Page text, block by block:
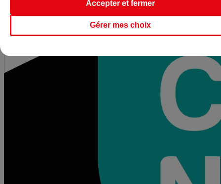
Gérer mes choix
Accepter et fermer